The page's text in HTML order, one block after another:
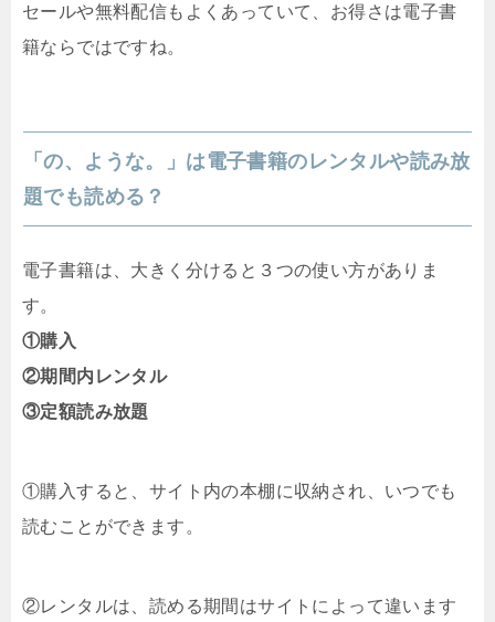
セールや無料配信もよくあっていて、お得さは電子書
籍ならではですね。
「の、ような。」は電子書籍のレンタルや読み放
題でも読める？
電子書籍は、大きく分けると３つの使い方がありま
す。
①購入
②期間内レンタル
③定額読み放題
①購入すると、サイト内の本棚に収納され、いつでも
読むことができます。
②レンタルは、読める期間はサイトによって違います